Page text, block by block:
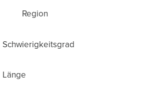
Region
Schwierigkeitsgrad
Länge